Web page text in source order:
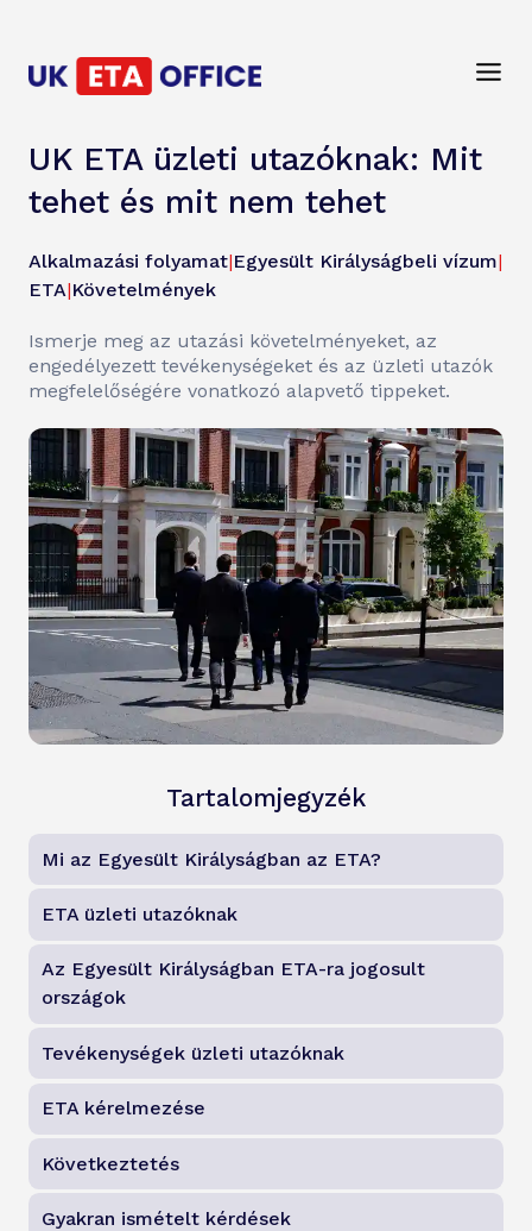
UK ETA üzleti utazóknak: Mit
tehet és mit nem tehet
Alkalmazási folyamat|Egyesült Királyságbeli vízum|
ETA|Követelmények
Ismerje meg az utazási követelményeket, az
engedélyezett tevékenységeket és az üzleti utazók
megfelelőségére vonatkozó alapvető tippeket.
Tartalomjegyzék
Mi az Egyesült Királyságban az ETA?
ETA üzleti utazóknak
Az Egyesült Királyságban ETA-ra jogosult
országok
Tevékenységek üzleti utazóknak
ETA kérelmezése
Következtetés
Gyakran ismételt kérdések